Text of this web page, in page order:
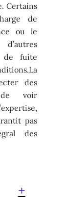
Certains
de
ou le
de fuite
des
voir
pas
des